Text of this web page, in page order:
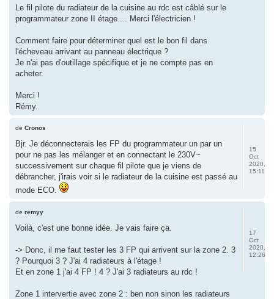
Le fil pilote du radiateur de la cuisine au rdc est câblé sur le
programmateur zone II étage.... Merci l'électricien !
Comment faire pour déterminer quel est le bon fil dans
l'écheveau arrivant au panneau électrique ?
Je n'ai pas d'outillage spécifique et je ne compte pas en
acheter.
Merci !
Rémy.
de Cronos
Bjr. Je déconnecterais les FP du programmateur un par un
pour ne pas les mélanger et en connectant le 230V~
successivement sur chaque fil pilote que je viens de
débrancher, j'irais voir si le radiateur de la cuisine est passé au
mode ECO.
15
Oct
2020,
15:11
de remyy
Voilà, c'est une bonne idée. Je vais faire ça.
-> Donc, il me faut tester les 3 FP qui arrivent sur la zone 2. 3
? Pourquoi 3 ? J'ai 4 radiateurs à l'étage !
Et en zone 1 j'ai 4 FP ! 4 ? J'ai 3 radiateurs au rdc !
Zone 1 intervertie avec zone 2 : ben non sinon les radiateurs
17
Oct
2020,
12:26